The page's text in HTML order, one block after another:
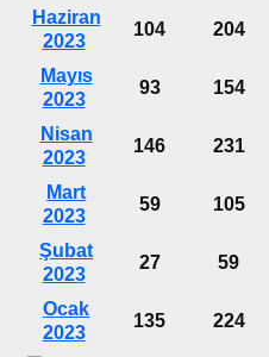
Haziran
2023
104 204
Mayıs
2023
93 154
Nisan
2023
146 231
Mart
2023
59 105
Şubat
2023
27 59
Ocak
2023
135 224